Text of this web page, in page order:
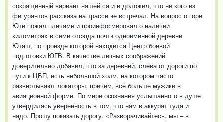
сокращённый вариант нашей саги и доложил, что ни кого из
фигурантов рассказа на трассе не встречал. На вопрос о горе
Юте пожал плечами и проинформировал о наличии
километрах в семи отсюда почти одноимённой деревни
Юташ, по проезде которой находится Центр боевой
подготовки ЮГВ. В качестве личных соображений
доверительно добавил, что за деревней, слева от дороги по
пути к ЦБП, есть небольшой холм, на котором часто
развёртывают локаторы, причём, всё больше мужики в
авиационной форме. По мере осознания услышанного в душе
утвердилась уверенность в том, что нам в аккурат туда и
надо. Прошу показать дорогу. «Разворачивайтесь, мы – в